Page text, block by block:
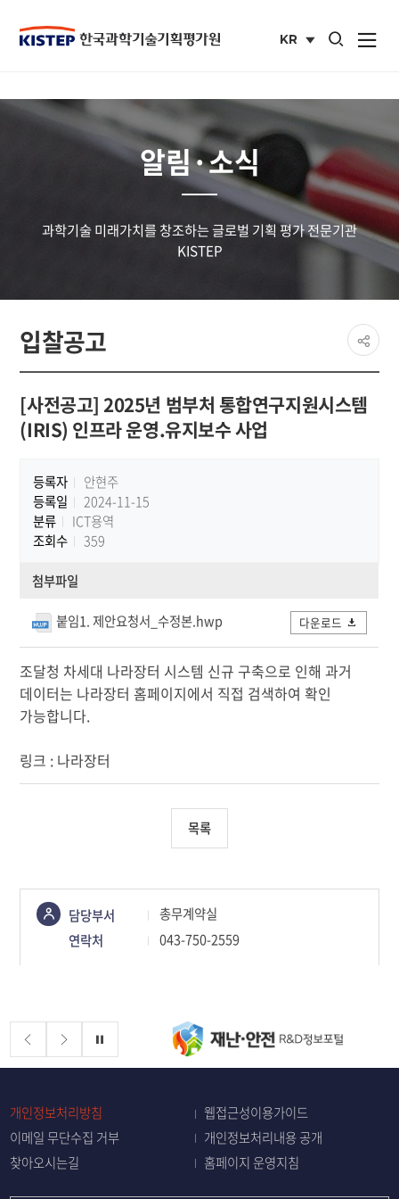
KR
통합검색 열기
사이트맵
알림·소식
과학기술 미래가치를 창조하는 글로벌 기획 평가 전문기관
KISTEP
입찰공고
페이지
공유
share
[사전공고] 2025년 범부처 통합연구지원시스템
(IRIS) 인프라 운영.유지보수 사업
등록자
안현주
등록일
2024-11-15
분류
ICT용역
조회수
359
첨부파일
붙임1. 제안요청서_수정본.hwp 다운로드
조달청 차세대 나라장터 시스템 신규 구축으로 인해 과거
데이터는 나라장터 홈페이지에서 직접 검색하여 확인
가능합니다.
링크 : 나라장터
목록
콘텐츠
정보책임자
담당부서
총무계약실
연락처
043-750-2559
배너존
개인정보처리방침
웹접근성이용가이드
이메일 무단수집 거부
개인정보처리내용 공개
찾아오시는길
홈페이지 운영지침